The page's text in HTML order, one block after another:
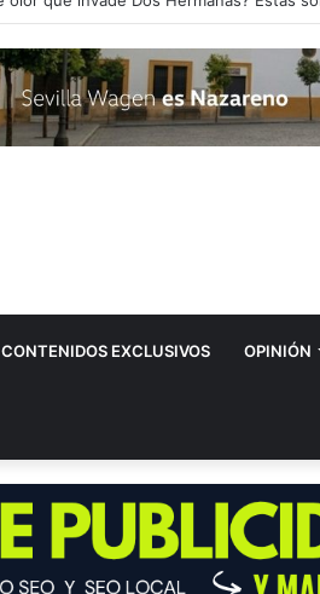
CONTENIDOS EXCLUSIVOS OPINIÓN